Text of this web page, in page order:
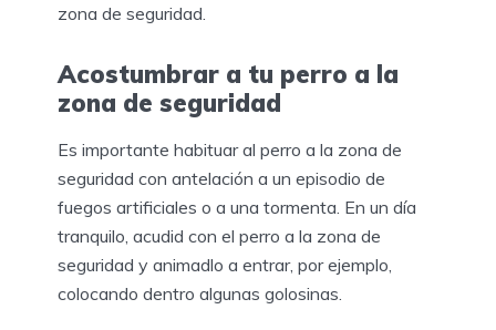
zona de seguridad.
Acostumbrar a tu perro a la
zona de seguridad
Es importante habituar al perro a la zona de
seguridad con antelación a un episodio de
fuegos artificiales o a una tormenta. En un día
tranquilo, acudid con el perro a la zona de
seguridad y animadlo a entrar, por ejemplo,
colocando dentro algunas golosinas.